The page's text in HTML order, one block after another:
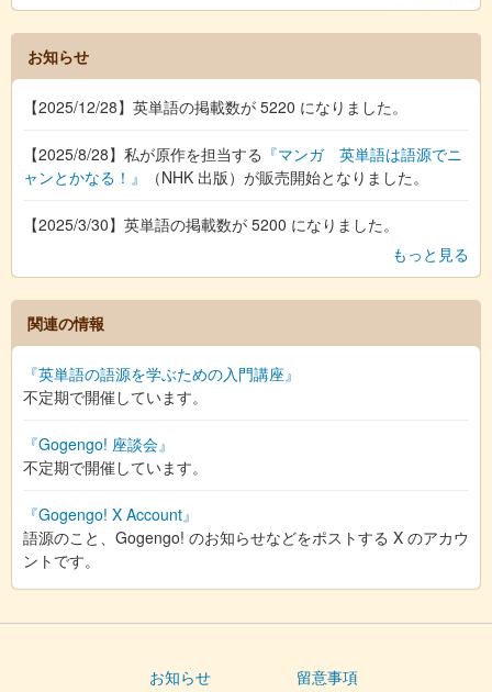
お知らせ
【2025/12/28】英単語の掲載数が 5220 になりました。
【2025/8/28】私が原作を担当する 『マンガ 英単語は語源でニ
ャンとかなる！』
（NHK 出版）が販売開始となりました。
【2025/3/30】英単語の掲載数が 5200 になりました。
もっと見る
関連の情報
『英単語の語源を学ぶための入門講座』
不定期で開催しています。
『Gogengo! 座談会』
不定期で開催しています。
『Gogengo! X Account』
語源のこと、Gogengo! のお知らせなどをポストする X のアカウ
ントです。
お知らせ 留意事項